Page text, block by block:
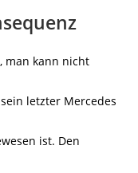
man kann nicht
letzter Mercedes
ist. Den